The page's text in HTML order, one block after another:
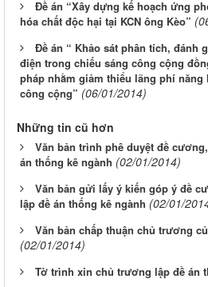
Đề án “Xây dựng kế hoạch ứng
hóa chất độc hại tại KCN ông Kèo”
Đề án “ Khảo sát phân tích, đánh
điện trong chiếu sáng công cộng
pháp nhằm giảm thiểu lãng phí
công cộng” (06/01/2014)
Những tin cũ hơn
Văn bản trình phê duyệt đề
án thống kê ngành (02/01/2014)
Văn bản gửi lấy ý kiến góp ý đề
lập đề án thống kê ngành (02/01/
Văn bản chấp thuận chủ trương
(02/01/2014)
Tờ trình xin chủ trương lập đề án